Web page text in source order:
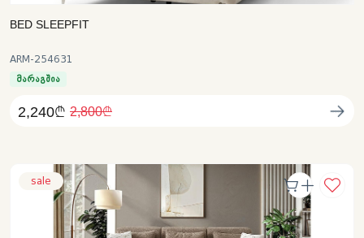
BED SLEEPFIT
ARM-254631
მარაგშია
2,240₾ 2,800₾
sale